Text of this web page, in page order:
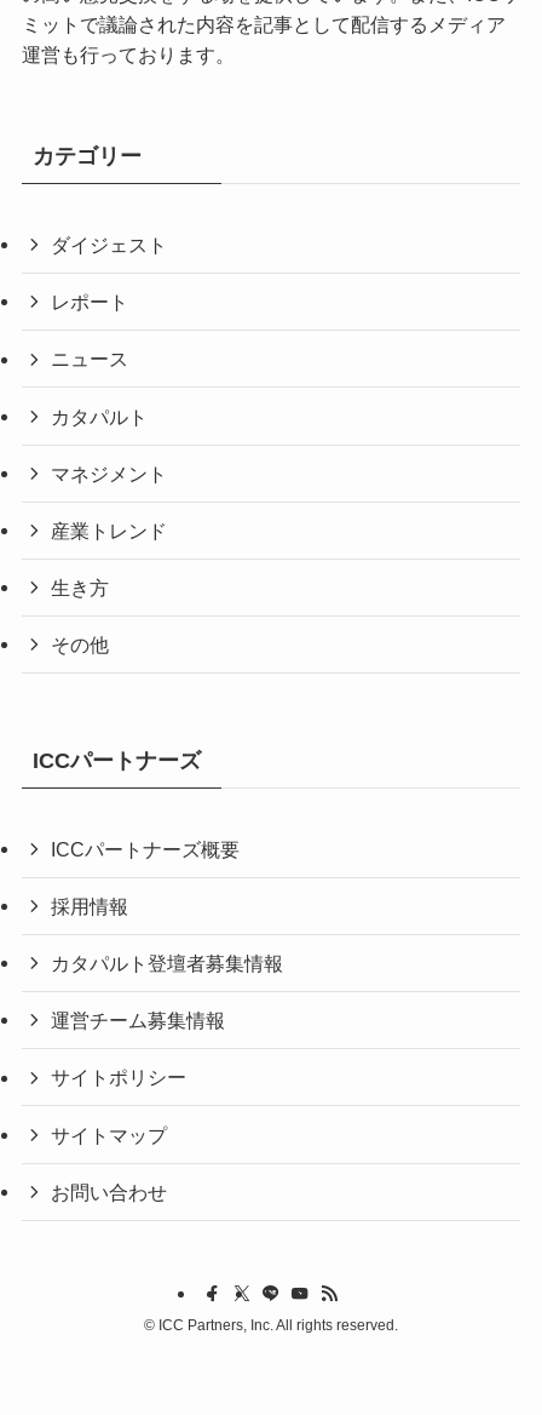
ミットで議論された内容を記事として配信するメディア
運営も行っております。
カテゴリー
ダイジェスト
レポート
ニュース
カタパルト
マネジメント
産業トレンド
生き方
その他
ICCパートナーズ
ICCパートナーズ概要
採用情報
カタパルト登壇者募集情報
運営チーム募集情報
サイトポリシー
サイトマップ
お問い合わせ
© ICC Partners, Inc. All rights reserved.